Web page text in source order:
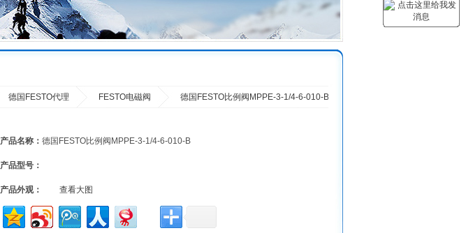
德国FESTO代理 FESTO电磁阀 德国FESTO比例阀MPPE-3-1/4-6-010-B
产品名称： 德国FESTO比例阀MPPE-3-1/4-6-010-B
产品型号：
产品外观： 查看大图